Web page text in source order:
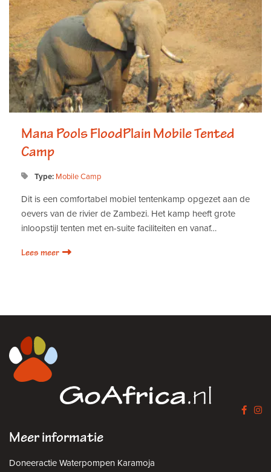
Mana Pools FloodPlain Mobile Tented
Camp
Type: Mobile Camp
Dit is een comfortabel mobiel tentenkamp opgezet aan de
oevers van de rivier de Zambezi. Het kamp heeft grote
inloopstijl tenten met en-suite faciliteiten en vanaf…
Lees meer
Meer informatie
Doneeractie Waterpompen Karamoja